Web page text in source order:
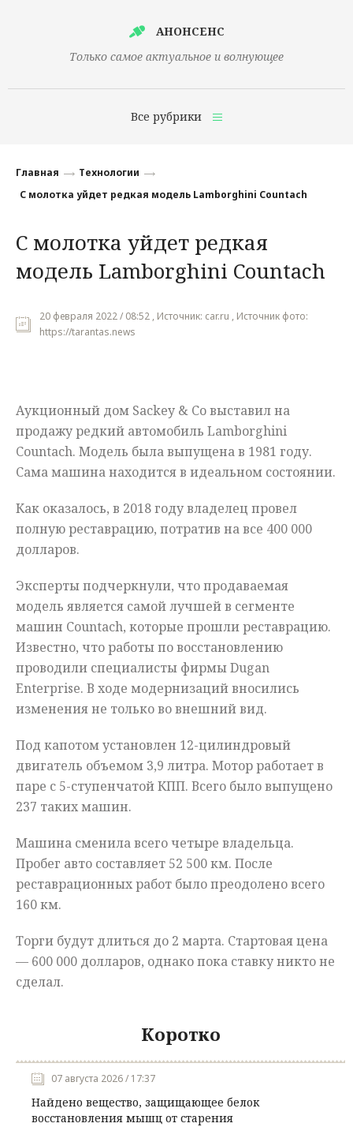
АНОНСЕНС
Только самое актуальное и волнующее
Все рубрики
Финансы
Наука
Культура
Общество
Происшествия
Главная
Технологии
С молотка уйдет редкая модель Lamborghini Countach
С молотка уйдет редкая
модель Lamborghini Countach
20 февраля 2022 / 08:52 , Источник: car.ru , Источник фото:
https://tarantas.news
Аукционный дом Sackey & Co выставил на
продажу редкий автомобиль Lamborghini
Countach. Модель была выпущена в 1981 году.
Сама машина находится в идеальном состоянии.
Как оказалось, в 2018 году владелец провел
полную реставрацию, потратив на все 400 000
долларов.
Эксперты подчеркнули, что продаваемая
модель является самой лучшей в сегменте
машин Countach, которые прошли реставрацию.
Известно, что работы по восстановлению
проводили специалисты фирмы Dugan
Enterprise. В ходе модернизаций вносились
изменения не только во внешний вид.
Под капотом установлен 12-цилиндровый
двигатель объемом 3,9 литра. Мотор работает в
паре с 5-ступенчатой КПП. Всего было выпущено
237 таких машин.
Машина сменила всего четыре владельца.
Пробег авто составляет 52 500 км. После
реставрационных работ было преодолено всего
160 км.
Торги будут длиться до 2 марта. Стартовая цена
— 600 000 долларов, однако пока ставку никто не
сделал.
Коротко
07 августа 2026 / 17:37
Найдено вещество, защищающее белок
восстановления мышц от старения